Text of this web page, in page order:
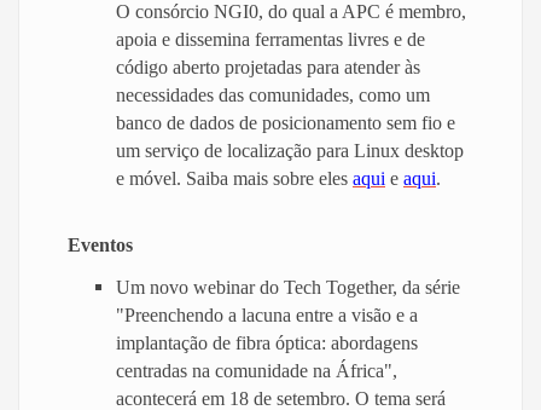
O consórcio NGI0, do qual a APC é membro,
apoia e dissemina ferramentas livres e de
código aberto projetadas para atender às
necessidades das comunidades, como um
banco de dados de posicionamento sem fio e
um serviço de localização para Linux desktop
e móvel. Saiba mais sobre eles aqui e aqui.
Eventos
Um novo webinar do Tech Together, da série
"Preenchendo a lacuna entre a visão e a
implantação de fibra óptica: abordagens
centradas na comunidade na África",
acontecerá em 18 de setembro. O tema será